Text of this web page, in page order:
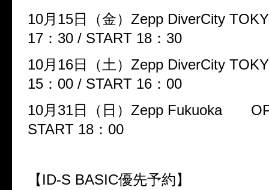
10月 15日（金） Zepp DiverCity
17 ： 30 / START 18 ： 30
10月 16日（土） Zepp DiverCity
15 ： 00 / START 16 ： 00
10月 31日（日） Zepp Fukuoka
START 18 ： 00
【ID-S BASIC優先予約】